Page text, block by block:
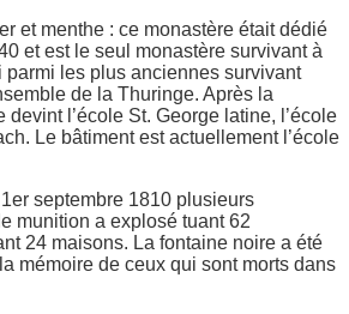
et menthe : ce monastère était dédié
et est le seul monastère survivant à
parmi les plus anciennes survivant
de la Thuringe. Après la
devint l’école St. George latine, l’école
Le bâtiment est actuellement l’école
septembre 1810 plusieurs
munition a explosé tuant 62
24 maisons. La fontaine noire a été
mémoire de ceux qui sont morts dans